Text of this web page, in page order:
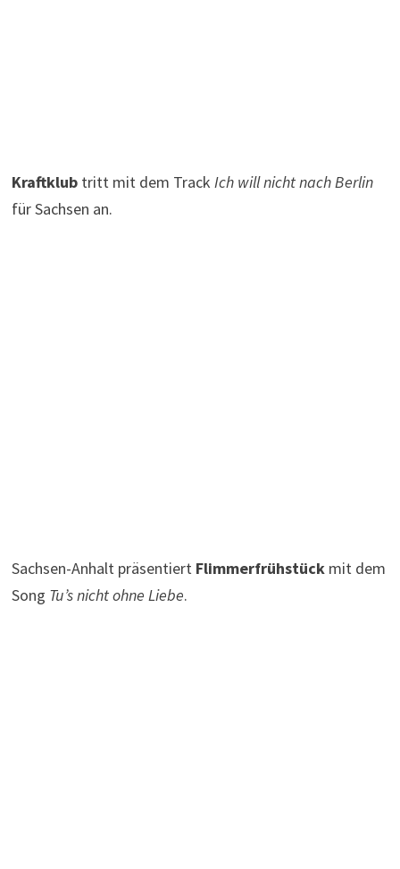
Kraftklubtritt mit dem Track Ich will nicht nach Berlin
für Sachsen an.
Sachsen-Anhalt präsentiert Flimmerfrühstückmit dem
Song Tu’s nicht ohne Liebe.